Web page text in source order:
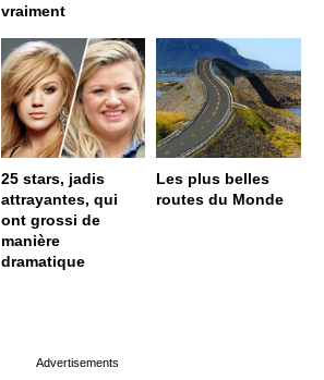
vraiment
25 stars, jadis
attrayantes, qui
ont grossi de
manière
dramatique
Les plus belles
routes du Monde